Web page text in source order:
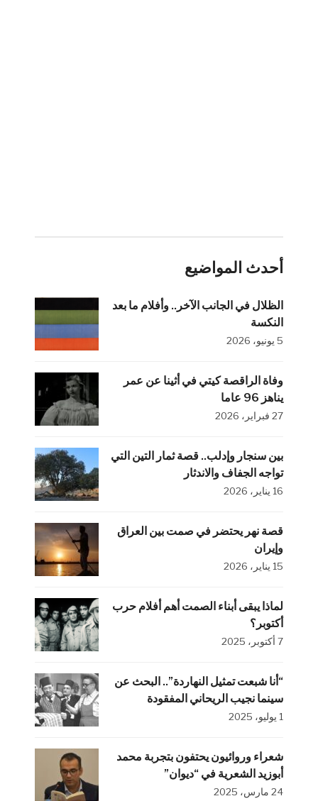
أحدث المواضيع
الظلال في الجانب الآخر.. وأفلام ما بعد
النكسة
5 يونيو، 2026
وفاة الراقصة كيتي في أثينا عن عمر
يناهز 96 عاما
27 فبراير، 2026
بين سنجار وإدلب.. قصة ثمار التين التي
تواجه الجفاف والاندثار
16 يناير، 2026
قصة نهر يحتضر في صمت بين العراق
وإيران
15 يناير، 2026
لماذا يبقى أبناء الصمت أهم أفلام حرب
أكتوبر؟
7 أكتوبر، 2025
“أنا شبعت تمثيل النهاردة”.. البحث عن
سينما نجيب الريحاني المفقودة
1 يوليو، 2025
شعراء وروائيون يحتفون بتجربة محمد
أبوزيد الشعرية في “ديوان”
24 مارس، 2025